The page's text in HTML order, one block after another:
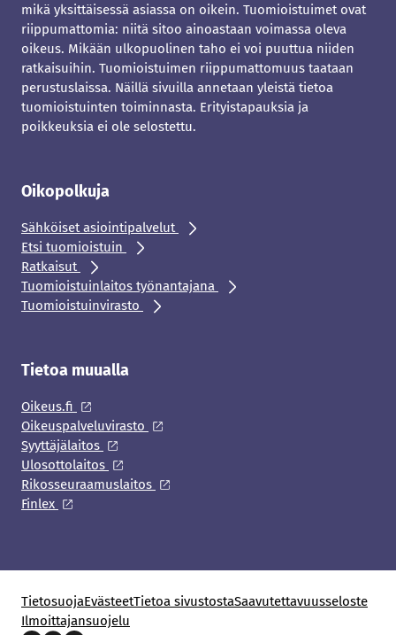
mikä yksittäisessä asiassa on oikein. Tuomioistuimet ovat
riippumattomia: niitä sitoo ainoastaan voimassa oleva
oikeus. Mikään ulkopuolinen taho ei voi puuttua niiden
ratkaisuihin. Tuomioistuimen riippumattomuus taataan
perustuslaissa. Näillä sivuilla annetaan yleistä tietoa
tuomioistuinten toiminnasta. Erityistapauksia ja
poikkeuksia ei ole selostettu.
Oikopolkuja
Sähköiset asiointipalvelut
Etsi tuomioistuin
Ratkaisut
Tuomioistuinlaitos työnantajana
Tuomioistuinvirasto
Tietoa muualla
Oikeus.fi
Oikeuspalveluvirasto
Syyttäjälaitos
Ulosottolaitos
Rikosseuraamuslaitos
Finlex
TietosuojaEvästeetTietoa sivustostaSaavutettavuusseloste
Ilmoittajansuojelu